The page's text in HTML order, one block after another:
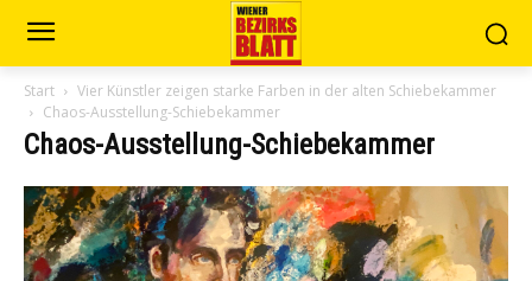
Start
Vier Künstler zeigen starke Farben in der alten Schiebekammer
Chaos-Ausstellung-Schiebekammer
Chaos-Ausstellung-Schiebekammer